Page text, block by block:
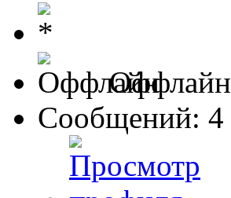
Оффлайн
Сообщений: 4